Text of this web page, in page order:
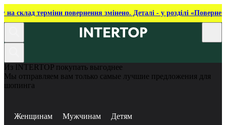
на склад терміни повернення змінено. Деталі - у розділі
Из INTERTOP покупать выгоднее
Мы отправляем вам только самые лучшие предложения для
шопинга
Женщинам Мужчинам Детям